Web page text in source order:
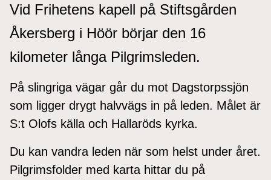
Vid Frihetens kapell på Stiftsgården
Åkersberg i Höör börjar den 16
kilometer långa Pilgrimsleden.
På slingriga vägar går du mot Dagstorpssjön
som ligger drygt halvvägs in på leden. Målet är
S:t Olofs källa och Hallaröds kyrka.
Du kan vandra leden när som helst under året.
Pilgrimsfolder med karta hittar du på